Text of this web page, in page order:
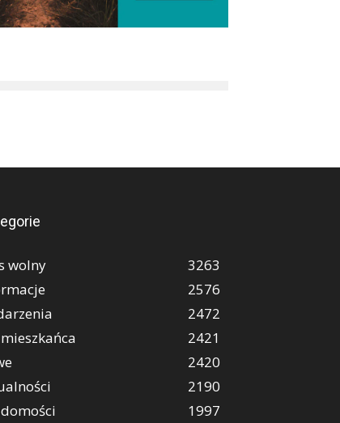
wolny
3263
2576
2472
2421
2420
2190
1997